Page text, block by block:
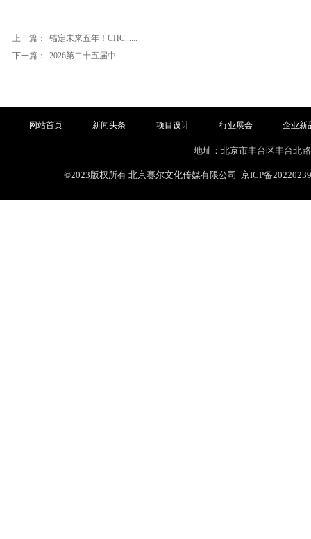
上一篇：
锚定未来五年！CHC......
下一篇：
2026第二十五届中......
©2023版权所有 北京赛尔文化传媒有限公司 京ICP备
网站首页 新闻头条 项目设计 行业展会 企业新品
地址： 北京市丰台区丰台北
网站首页 新闻头条 项目设计 行业展会 企业新